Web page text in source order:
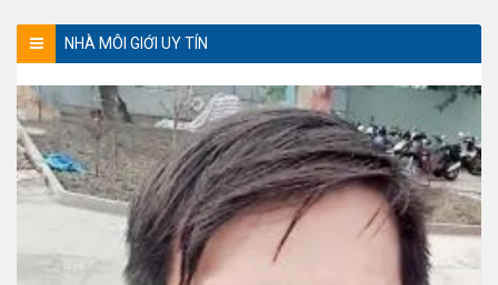
NHÀ MÔI GIỚI UY TÍN